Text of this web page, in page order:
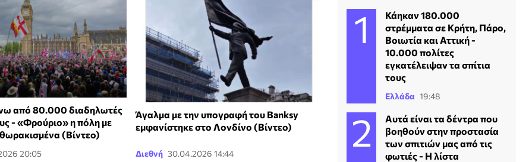
από 80.000 διαδηλωτές
- «Φρούριο» η πόλη με
(Βίντεο)
20:05
Άγαλμα με την υπογραφή του Banksy
εμφανίστηκε στο Λονδίνο (Βίντεο)
Διεθνή 30.04.2026 14:44
Κάηκαν 180.000
στρέμματα σε Κρήτη, Πάρο,
Βοιωτία και Αττική -
10.000 πολίτες
εγκατέλειψαν τα σπίτια
τους
Ελλάδα 19:48
Αυτά είναι τα δέντρα που
βοηθούν στην προστασία
των σπιτιών μας από τις
φωτιές - Η λίστα